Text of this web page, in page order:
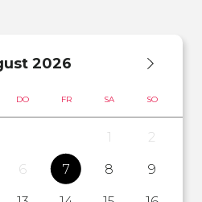
2026
DO FR SA SO
1
2
6 7 8
9